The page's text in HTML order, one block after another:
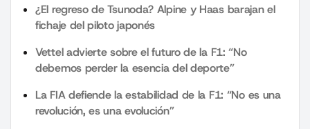
¿El regreso de Tsunoda? Alpine y Haas barajan el
fichaje del piloto japonés
Vettel advierte sobre el futuro de la F1: “No
debemos perder la esencia del deporte”
La FIA defiende la estabilidad de la F1: “No es una
revolución, es una evolución”